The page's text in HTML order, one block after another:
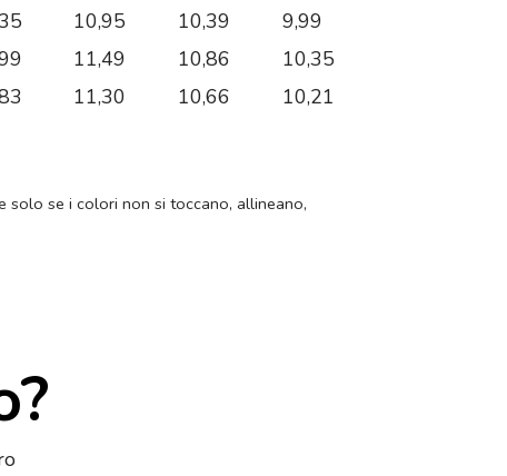
10,95 10,39
9,99
11,49 10,86
10,35
11,30 10,66 10,21
solo se i colori non si toccano, allineano,